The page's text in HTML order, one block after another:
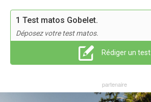
1 Test matos Gobelet.
Déposez votre test matos.
Rédiger un test